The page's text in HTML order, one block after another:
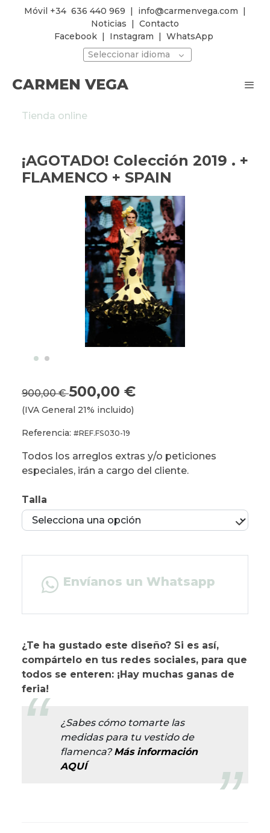
Móvil +34 636 440 969 | info@carmenvega.com |
Noticias | Contacto
Facebook | Instagram | WhatsApp
Seleccionar idioma
CARMEN VEGA
Tienda online
¡AGOTADO! Colección 2019 . +
FLAMENCO + SPAIN
900,00 €500,00 €
(IVA General 21% incluido)
Referencia: #REF.FS030-19
Todos los arreglos extras y/o peticiones
especiales, irán a cargo del cliente.
Talla
Envíanos un Whatsapp
¿Te ha gustado este diseño? Si es así,
compártelo en tus redes sociales, para que
todos se enteren: ¡Hay muchas ganas de
feria!
¿Sabes cómo tomarte las
medidas para tu vestido de
flamenca?Más información
AQUÍ